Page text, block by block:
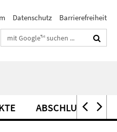
Datenschutz Barrierefreiheit
Suchbegriffe